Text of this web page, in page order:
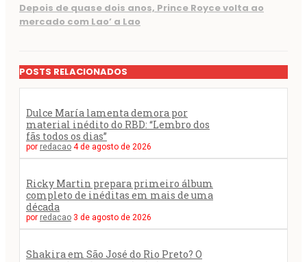
Depois de quase dois anos, Prince Royce volta ao
mercado com Lao’ a Lao
POSTS RELACIONADOS
Dulce María lamenta demora por
material inédito do RBD: “Lembro dos
fãs todos os dias”
por redacao 4 de agosto de 2026
Ricky Martin prepara primeiro álbum
completo de inéditas em mais de uma
década
por redacao 3 de agosto de 2026
Shakira em São José do Rio Preto? O